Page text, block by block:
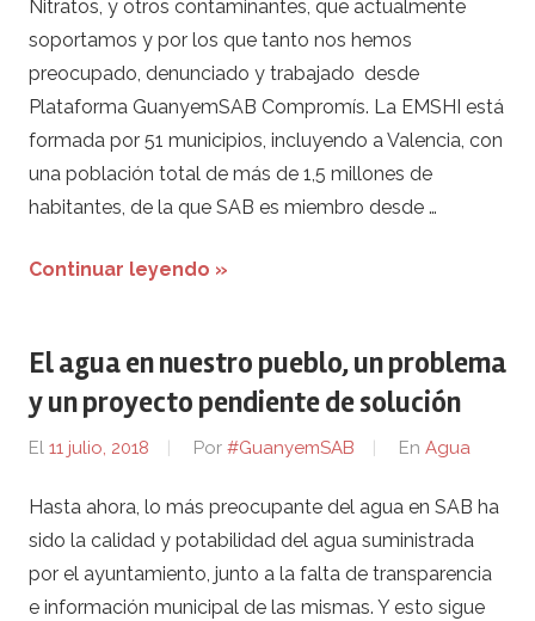
Nitratos, y otros contaminantes, que actualmente
soportamos y por los que tanto nos hemos
preocupado, denunciado y trabajado desde
Plataforma GuanyemSAB Compromís. La EMSHI está
formada por 51 municipios, incluyendo a Valencia, con
una población total de más de 1,5 millones de
habitantes, de la que SAB es miembro desde …
Continuar leyendo »
El agua en nuestro pueblo, un problema
y un proyecto pendiente de solución
El 11 julio, 2018 Por #GuanyemSAB En Agua
Hasta ahora, lo más preocupante del agua en SAB ha
sido la calidad y potabilidad del agua suministrada
por el ayuntamiento, junto a la falta de transparencia
e información municipal de las mismas. Y esto sigue